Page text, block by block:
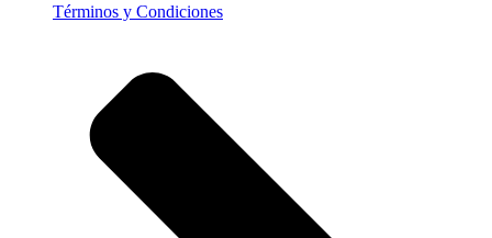
Términos y Condiciones